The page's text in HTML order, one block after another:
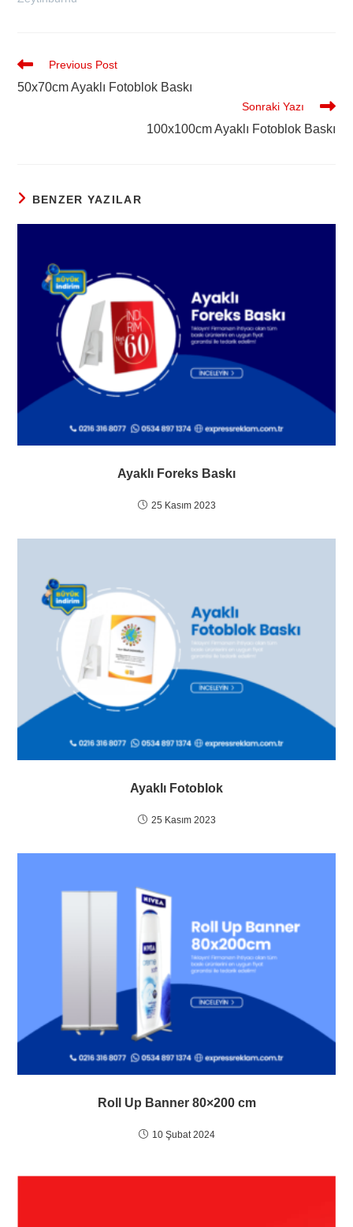
Previous Post
50x70cm Ayaklı Fotoblok Baskı
Sonraki Yazı
100x100cm Ayaklı Fotoblok Baskı
BENZER YAZILAR
Ayaklı Foreks Baskı
25 Kasım 2023
Ayaklı Fotoblok
25 Kasım 2023
Roll Up Banner 80×200 cm
10 Şubat 2024